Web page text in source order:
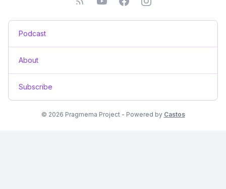
Podcast
About
Subscribe
© 2026 Pragmema Project - Powered by Castos